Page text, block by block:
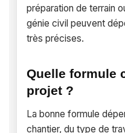
préparation de terrain
génie civil peuvent
très précises.
Quelle formule
projet ?
La bonne formule
chantier, du type de